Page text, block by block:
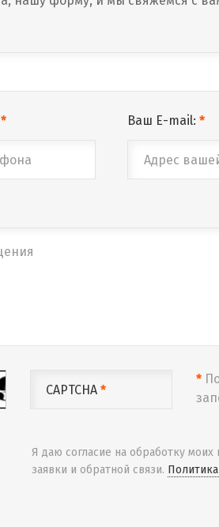
* Ваш E-mail:*
CAPTCHA *
*
Я даю согласие на обработку
заявки и обратной связи.